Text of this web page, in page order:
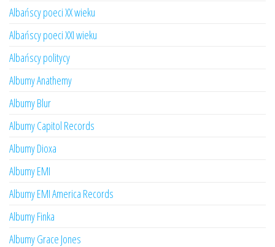
Albańscy poeci XX wieku
Albańscy poeci XXI wieku
Albańscy politycy
Albumy Anathemy
Albumy Blur
Albumy Capitol Records
Albumy Dioxa
Albumy EMI
Albumy EMI America Records
Albumy Finka
Albumy Grace Jones